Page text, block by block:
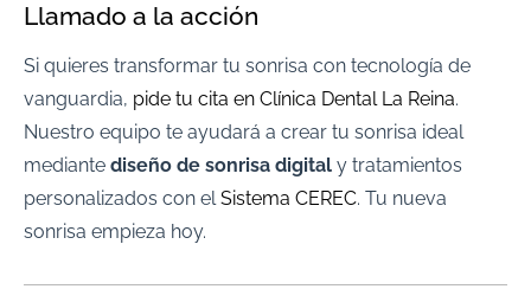
Llamado a la acción
Si quieres transformar tu sonrisa con tecnología de
vanguardia, pide tu cita en Clínica Dental La Reina.
Nuestro equipo te ayudará a crear tu sonrisa ideal
mediante diseño de sonrisa digital y tratamientos
personalizados con elSistema CEREC. Tu nueva
sonrisa empieza hoy.